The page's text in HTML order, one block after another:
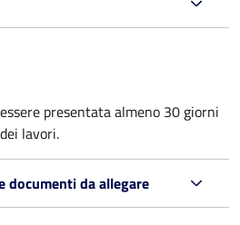
presentataalmeno 30 giorni
lavori.
documenti da allegare